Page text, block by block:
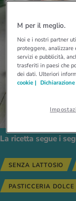
La ricetta segue i
SENZA LATTOSIO
PASTICCERIA DOLCE
M per il meglio.
Noi e i nostri partner
proteggere, analizzare
servizi e pubblicità,
trasferiti in paesi che
dei dati. Ulteriori
cookie |